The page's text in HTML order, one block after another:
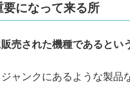
要になって来る所
売された機種であるとい
ャンクにあるような製